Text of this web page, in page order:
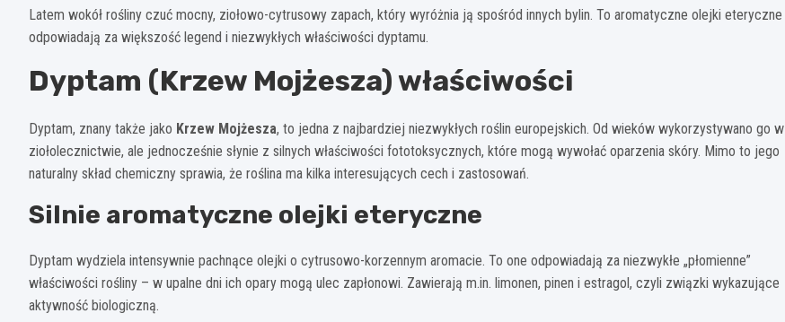
Latem wokół rośliny czuć mocny, ziołowo-cytrusowy zapach, który wyróżnia ją spośród innych bylin. To aromatyczne olejki eteryczne
odpowiadają za większość legend i niezwykłych właściwości dyptamu.
Dyptam (Krzew Mojżesza) właściwości
Dyptam, znany także jako Krzew Mojżesza, to jedna z najbardziej niezwykłych roślin europejskich. Od wieków wykorzystywano go w
ziołolecznictwie, ale jednocześnie słynie z silnych właściwości fototoksycznych, które mogą wywołać oparzenia skóry. Mimo to jego
naturalny skład chemiczny sprawia, że roślina ma kilka interesujących cech i zastosowań.
Silnie aromatyczne olejki eteryczne
Dyptam wydziela intensywnie pachnące olejki o cytrusowo-korzennym aromacie. To one odpowiadają za niezwykłe „płomienne”
właściwości rośliny – w upalne dni ich opary mogą ulec zapłonowi. Zawierają m.in. limonen, pinen i estragol, czyli związki wykazujące
aktywność biologiczną.